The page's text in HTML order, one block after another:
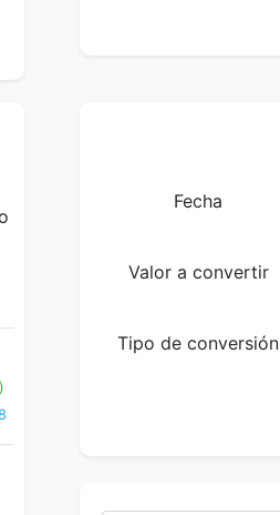
Fecha
Valor a convertir
Tipo de conversión